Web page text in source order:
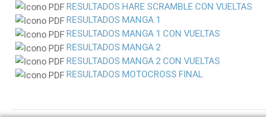
RESULTADOS HARE SCRAMBLE CON VUELTAS
RESULTADOS MANGA 1
RESULTADOS MANGA 1 CON VUELTAS
RESULTADOS MANGA 2
RESULTADOS MANGA 2 CON VUELTAS
RESULTADOS MOTOCROSS FINAL